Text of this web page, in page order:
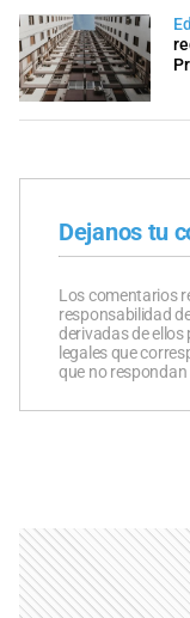
Dejanos tu
Los comentarios
responsabilidad
derivadas de ellos
legales que
que no